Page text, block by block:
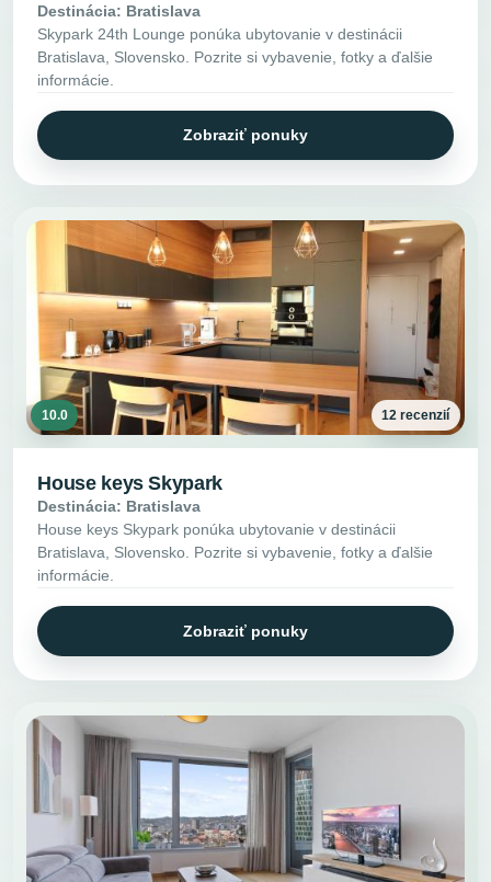
Destinácia: Bratislava
Skypark 24th Lounge ponúka ubytovanie v destinácii
Bratislava, Slovensko. Pozrite si vybavenie, fotky a ďalšie
informácie.
Zobraziť ponuky
10.0 12 recenzií
House keys Skypark
Destinácia: Bratislava
House keys Skypark ponúka ubytovanie v destinácii
Bratislava, Slovensko. Pozrite si vybavenie, fotky a ďalšie
informácie.
Zobraziť ponuky